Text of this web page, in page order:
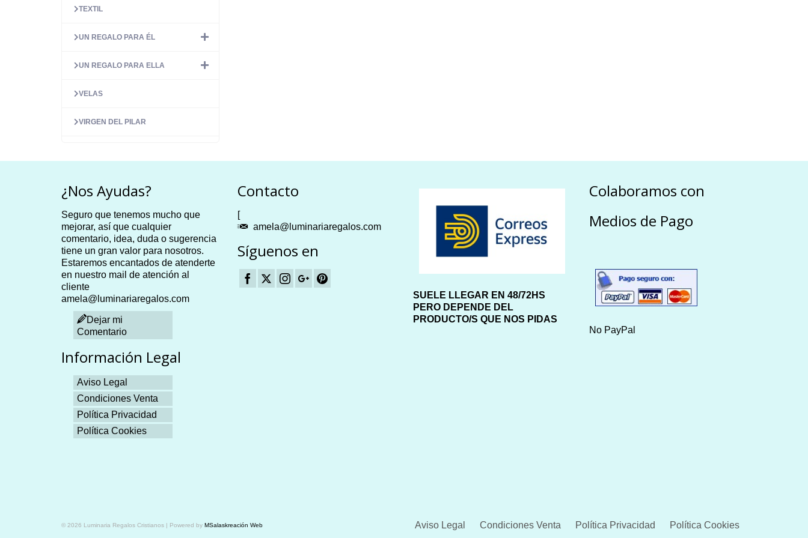
TEXTIL
UN REGALO PARA ÉL
UN REGALO PARA ELLA
VELAS
VIRGEN DEL PILAR
¿Nos Ayudas?
Seguro que tenemos mucho que
mejorar, así que cualquier
comentario, idea, duda o sugerencia
tiene un gran valor para nosotros.
Estaremos encantados de atenderte
en nuestro mail de atención al
cliente
amela@luminariaregalos.com
Dejar mi
Comentario
Información Legal
Aviso Legal
Condiciones Venta
Política Privacidad
Política Cookies
Contacto
[
amela@luminariaregalos.com
Síguenos en
SUELE LLEGAR EN 48/72HS
PERO DEPENDE DEL
PRODUCTO/S QUE NOS PIDAS
Colaboramos con
Medios de Pago
No PayPal
Aviso Legal Condiciones Venta Política Privacidad Política Cookies
© 2026 Luminaria Regalos Cristianos | Powered by MSalaskreación Web